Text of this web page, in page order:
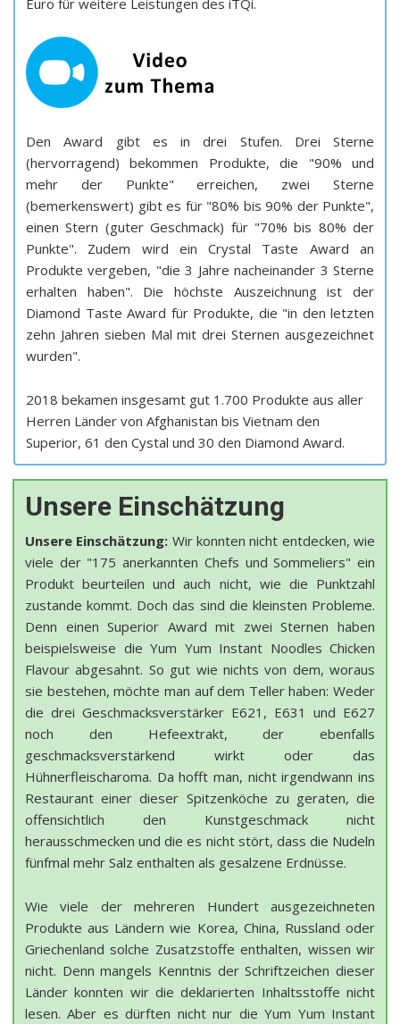
Euro für weitere Leistungen des iTQi.
Den Award gibt es in drei Stufen. Drei Sterne
(hervorragend) bekommen Produkte, die "90% und
mehr der Punkte" erreichen, zwei Sterne
(bemerkenswert) gibt es für "80% bis 90% der Punkte",
einen Stern (guter Geschmack) für "70% bis 80% der
Punkte". Zudem wird ein Crystal Taste Award an
Produkte vergeben, "die 3 Jahre nacheinander 3 Sterne
erhalten haben". Die höchste Auszeichnung ist der
Diamond Taste Award für Produkte, die "in den letzten
zehn Jahren sieben Mal mit drei Sternen ausgezeichnet
wurden".
2018 bekamen insgesamt gut 1.700 Produkte aus aller
Herren Länder von Afghanistan bis Vietnam den
Superior, 61 den Cystal und 30 den Diamond Award.
Unsere Einschätzung
Unsere Einschätzung: Wir konnten nicht entdecken, wie
viele der "175 anerkannten Chefs und Sommeliers" ein
Produkt beurteilen und auch nicht, wie die Punktzahl
zustande kommt. Doch das sind die kleinsten Probleme.
Denn einen Superior Award mit zwei Sternen haben
beispielsweise die Yum Yum Instant Noodles Chicken
Flavour abgesahnt. So gut wie nichts von dem, woraus
sie bestehen, möchte man auf dem Teller haben: Weder
die drei Geschmacksverstärker E621, E631 und E627
noch den Hefeextrakt, der ebenfalls
geschmacksverstärkend wirkt oder das
Hühnerfleischaroma. Da hofft man, nicht irgendwann ins
Restaurant einer dieser Spitzenköche zu geraten, die
offensichtlich den Kunstgeschmack nicht
herausschmecken und die es nicht stört, dass die Nudeln
fünfmal mehr Salz enthalten als gesalzene Erdnüsse.
Wie viele der mehreren Hundert ausgezeichneten
Produkte aus Ländern wie Korea, China, Russland oder
Griechenland solche Zusatzstoffe enthalten, wissen wir
nicht. Denn mangels Kenntnis der Schriftzeichen dieser
Länder konnten wir die deklarierten Inhaltsstoffe nicht
lesen. Aber es dürften nicht nur die Yum Yum Instant